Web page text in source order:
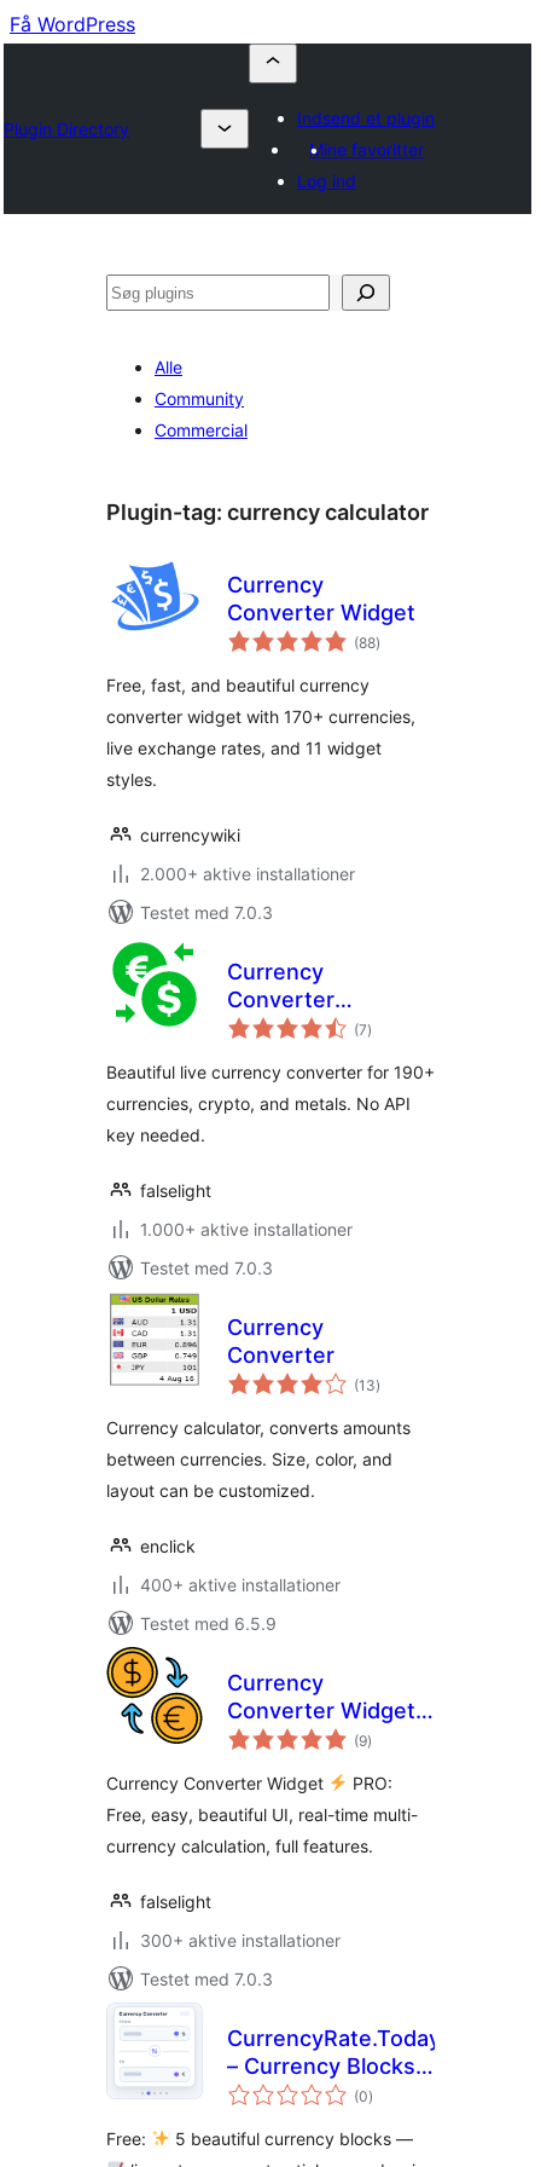
Få WordPress
Plugin Directory
Indsend et plugin
Mine favoritter
Log ind
Søg
Alle
Community
Commercial
Plugin-tag: currency calculator
Currency
Converter Widget
(88totale
bedømmelser
)
Free, fast, and beautiful currency
converter widget with 170+ currencies,
live exchange rates, and 11 widget
styles.
currencywiki
2.000+ aktive installationer
Testet med 7.0.3
Currency
Converter
Calculator
(7totale
bedømmelser
)
Beautiful live currency converter for 190+
currencies, crypto, and metals. No API
key needed.
falselight
1.000+ aktive installationer
Testet med 7.0.3
Currency
Converter
(13totale
bedømmelser
)
Currency calculator, converts amounts
between currencies. Size, color, and
layout can be customized.
enclick
400+ aktive installationer
Testet med 6.5.9
Currency
Converter Widget
PRO
(9totale
bedømmelser
)
Currency Converter Widget
PRO:
Free, easy, beautiful UI, real-time multi-
currency calculation, full features.
falselight
300+ aktive installationer
Testet med 7.0.3
CurrencyRate.Today
– Currency Blocks
and Widgets(0totale
bedømmelser
)
Free:
5 beautiful currency blocks —